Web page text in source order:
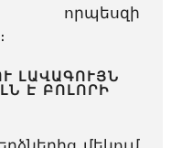
որպեսզի
ԼԱՎԱԳՈՒՅՆ
Է ԲՈԼՈՐԻ